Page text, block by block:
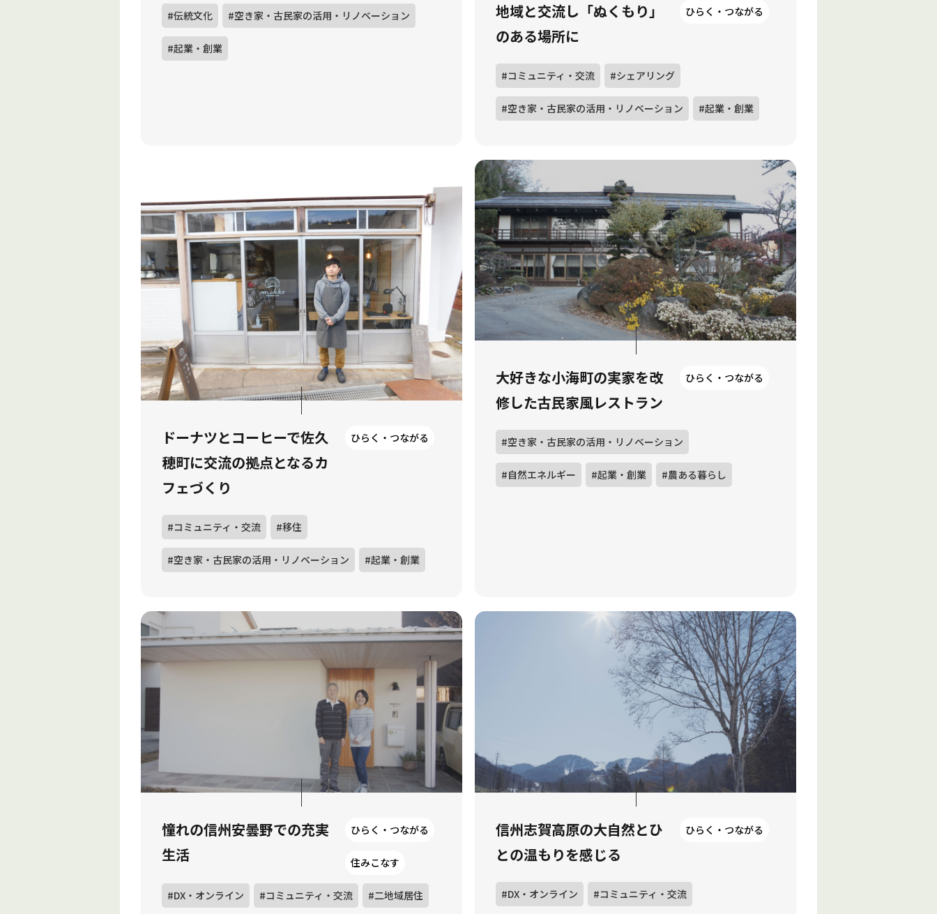
#伝統文化 #空き家・古民家の活用・リノベーション
#起業・創業
地域と交流し「ぬくもり」
のある場所に
ひらく・つながる
#コミュニティ・交流 #シェアリング
#空き家・古民家の活用・リノベーション #起業・創業
ドーナツとコーヒーで佐久
穂町に交流の拠点となるカ
フェづくり
ひらく・つながる
#コミュニティ・交流 #移住
#空き家・古民家の活用・リノベーション #起業・創業
大好きな小海町の実家を改
修した古民家風レストラン
ひらく・つながる
#空き家・古民家の活用・リノベーション
#自然エネルギー #起業・創業 #農ある暮らし
憧れの信州安曇野での充実
生活
ひらく・つながる
住みこなす
#DX・オンライン #コミュニティ・交流 #二地域居住
信州志賀高原の大自然とひ
との温もりを感じる
ひらく・つながる
#DX・オンライン #コミュニティ・交流